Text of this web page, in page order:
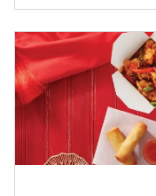
mexicaine ne
Canada, ce